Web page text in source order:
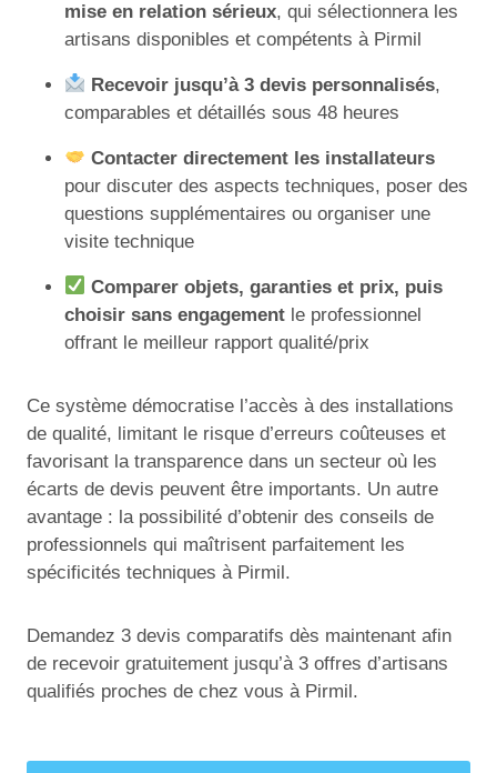
mise en relation sérieux, qui sélectionnera les
artisans disponibles et compétents à Pirmil
Recevoir jusqu’à 3 devis personnalisés,
comparables et détaillés sous 48 heures
Contacter directement les installateurs
pour discuter des aspects techniques, poser des
questions supplémentaires ou organiser une
visite technique
Comparer objets, garanties et prix, puis
choisir sans engagement le professionnel
offrant le meilleur rapport qualité/prix
Ce système démocratise l’accès à des installations
de qualité, limitant le risque d’erreurs coûteuses et
favorisant la transparence dans un secteur où les
écarts de devis peuvent être importants. Un autre
avantage : la possibilité d’obtenir des conseils de
professionnels qui maîtrisent parfaitement les
spécificités techniques à Pirmil.
Demandez 3 devis comparatifs dès maintenant afin
de recevoir gratuitement jusqu’à 3 offres d’artisans
qualifiés proches de chez vous à Pirmil.